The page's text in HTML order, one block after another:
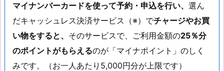
マイナンバーカードを使って予約・申込を行い、 選ん
だキャッシュレス決済サービス（※）でチャージやお買
い物をすると、 そのサービスで、ご利用金額の25％分
のポイントがもらえるのが「マイナポイント」のしく
みです。（お一人あたり5,000円分が上限です）